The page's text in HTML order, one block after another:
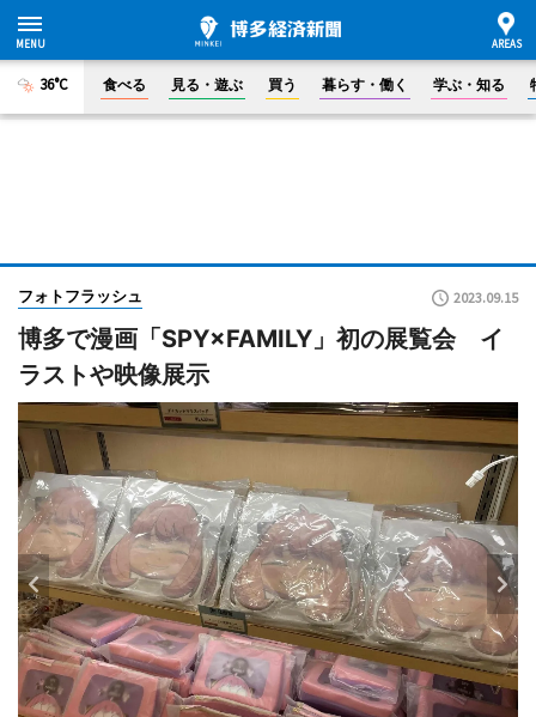
36°C 食べる 見る・遊ぶ 買う 暮らす・働く 学ぶ・知る
フォトフラッシュ 2023.09.15
博多で漫画「SPY×FAMILY」初の展覧会 イ
ラストや映像展示